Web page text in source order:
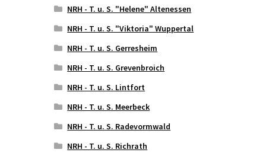
NRH - T. u. S. "Helene" Altenessen
NRH - T. u. S. "Viktoria" Wuppertal
NRH - T. u. S. Gerresheim
NRH - T. u. S. Grevenbroich
NRH - T. u. S. Lintfort
NRH - T. u. S. Meerbeck
NRH - T. u. S. Radevormwald
NRH - T. u. S. Richrath